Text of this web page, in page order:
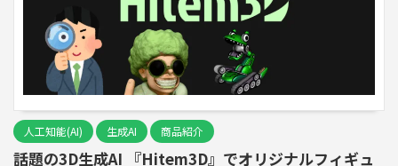
人工知能(AI) 生成AI 商品紹介
話題の3D生成AI 『Hitem3D』でオリジナルフィギュ